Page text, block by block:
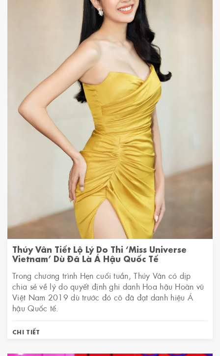
Thúy Vân Tiết Lộ Lý Do Thi ‘Miss Universe
Vietnam’ Dù Đã Là Á Hậu Quốc Tế
Trong chương trình Hẹn cuối tuần, Thúy Vân có dịp
chia sẻ về lý do quyết định ghi danh Hoa hậu Hoàn vũ
Việt Nam 2019 dù trước đó cô đã đạt danh hiệu Á
hậu Quốc tế.
CHI TIẾT